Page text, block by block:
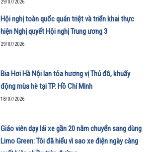
29/07/2026
Hội nghị toàn quốc quán triệt và triển khai thực
hiện Nghị quyết Hội nghị Trung ương 3
29/07/2026
Bia Hơi Hà Nội lan tỏa hương vị Thủ đô, khuấy
động mùa hè tại TP. Hồ Chí Minh
18/07/2026
Giáo viên dạy lái xe gần 20 năm chuyển sang dùng
Limo Green: Tôi đã hiểu vì sao xe điện ngày càng